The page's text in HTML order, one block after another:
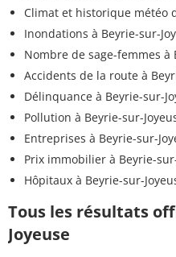
Climat et historique météo
Inondations à Beyrie-sur-
Nombre de sage-femmes à
Accidents de la route à
Délinquance à Beyrie-sur-
Pollution à Beyrie-sur-
Entreprises à Beyrie-sur-
Prix immobilier à Beyrie-
Hôpitaux à Beyrie-sur-
Tous les résultats
Joyeuse